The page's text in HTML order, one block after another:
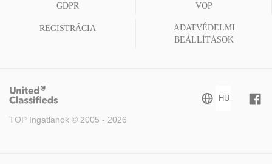
GDPR VOP
REGISTRÁCIA
ADATVÉDELMI
BEÁLLÍTÁSOK
TOP Ingatlanok © 2005 - 2026